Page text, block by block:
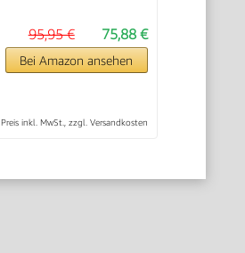
75,88 €
95,95 €
Bei Amazon ansehen
Preis inkl. MwSt., zzgl. Versandkosten